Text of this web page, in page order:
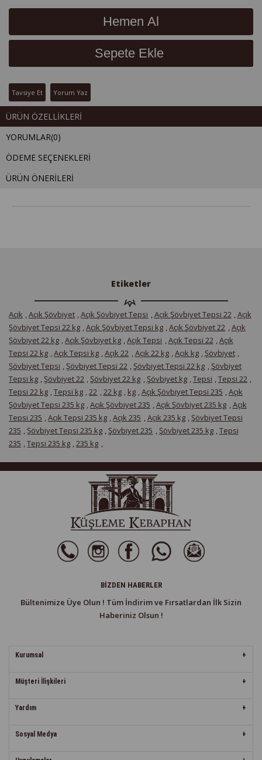
Tavsiye Et Yorum Yaz
ÜRÜN ÖZELLIKLERI
YORUMLAR(0)
ÖDEME SEÇENEKLERI
ÜRÜN ÖNERILERI
Etiketler
Açık ,Açık Şövbiyet ,Açık Şövbiyet Tepsi ,Açık Şövbiyet Tepsi 22 ,Açık
Şövbiyet Tepsi 22 kg ,Açık Şövbiyet Tepsi kg ,Açık Şövbiyet 22 ,Açık
Şövbiyet 22 kg ,Açık Şövbiyet kg ,Açık Tepsi ,Açık Tepsi 22 ,Açık
Tepsi 22 kg ,Açık Tepsi kg ,Açık 22 ,Açık 22 kg ,Açık kg ,Şövbiyet ,
Şövbiyet Tepsi ,Şövbiyet Tepsi 22 ,Şövbiyet Tepsi 22 kg ,Şövbiyet
Tepsi kg ,Şövbiyet 22 ,Şövbiyet 22 kg ,Şövbiyet kg ,Tepsi ,Tepsi 22 ,
Tepsi 22 kg ,Tepsi kg ,22 ,22 kg , kg ,Açık Şövbiyet Tepsi 235 ,Açık
Şövbiyet Tepsi 235 kg ,Açık Şövbiyet 235 ,Açık Şövbiyet 235 kg ,Açık
Tepsi 235 ,Açık Tepsi 235 kg ,Açık 235 ,Açık 235 kg ,Şövbiyet Tepsi
235 ,Şövbiyet Tepsi 235 kg ,Şövbiyet 235 ,Şövbiyet 235 kg ,Tepsi
235 ,Tepsi 235 kg ,235 kg ,
BIZDEN HABERLER
Bültenimize Üye Olun ! Tüm İndirim ve Fırsatlardan İlk Sizin
Haberiniz Olsun !
Kurumsal
Müşteri İlişkileri
Yardım
Sosyal Medya